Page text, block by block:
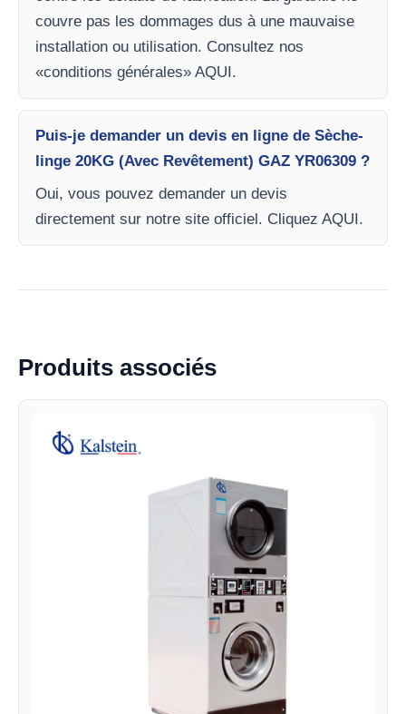
couvre pas les dommages dus à une mauvaise
installation ou utilisation. Consultez nos
«conditions générales» AQUI.
Puis-je demander un devis en ligne de Sèche-
linge 20KG (Avec Revêtement) GAZ YR06309 ?
Oui, vous pouvez demander un devis
directement sur notre site officiel. Cliquez AQUI.
Produits associés